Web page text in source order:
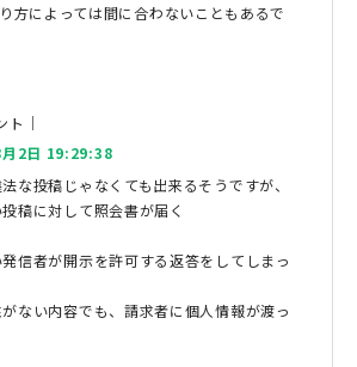
方によっては間に合わないこともあるで
ト｜
2日 19:29:38
な投稿じゃなくても出来るそうですが、
稿に対して照会書が届く
信者が開示を許可する返答をしてしまっ
ない内容でも、請求者に個人情報が渡っ